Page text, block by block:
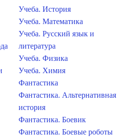
Учеба. История
Учеба. Математика
Учеба. Русский язык и
литература
Учеба. Физика
Учеба. Химия
Фантастика
Фантастика. Альтернативная
история
Фантастика. Боевик
Фантастика. Боевые роботы